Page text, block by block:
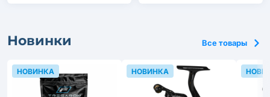
Новинки Все товары
НОВИНКА НОВИНКА